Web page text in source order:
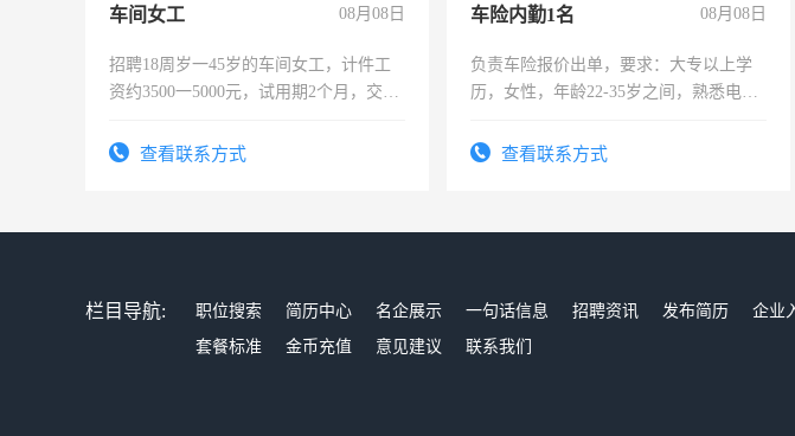
车间女工 08月08日
招聘18周岁一45岁的车间女工，计件工
资约3500一5000元，试用期2个月，交五
查看联系方式
车险内勤1名 08月08日
负责车险报价出单，要求：大专以上学
历，女性，年龄22-35岁之间，熟悉电脑
试用期1-3个月，转正后交纳五险，
查看联系方式
栏目导航: 职位搜索 简历中心 名企展示 一句话信息 招聘资讯 发布简历 企业
套餐标准
金币充值 意见建议 联系我们